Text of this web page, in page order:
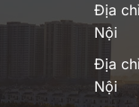
Địa
Nội
Địa
Nội